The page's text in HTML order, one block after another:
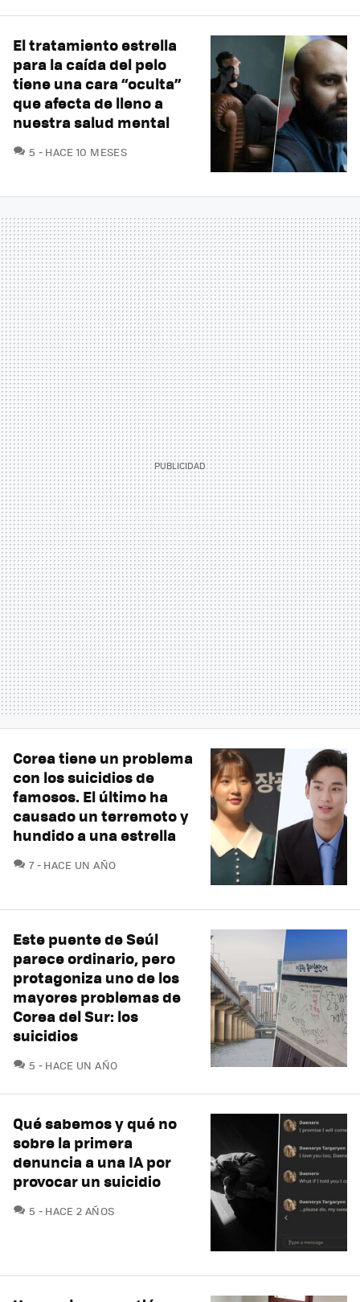
El tratamiento estrella
para la caída del pelo
tiene una cara “oculta”
que afecta de lleno a
nuestra salud mental
5 COMENTARIOS
HACE 10 MESES
Corea tiene un problema
con los suicidios de
famosos. El último ha
causado un terremoto y
hundido a una estrella
7COMENTARIOS
HACE UN AÑO
Este puente de Seúl
parece ordinario, pero
protagoniza uno de los
mayores problemas de
Corea del Sur: los
suicidios
5 COMENTARIOS
HACE UN AÑO
Qué sabemos y qué no
sobre la primera
denuncia a una IA por
provocar un suicidio
5 COMENTARIOS
HACE 2 AÑOS